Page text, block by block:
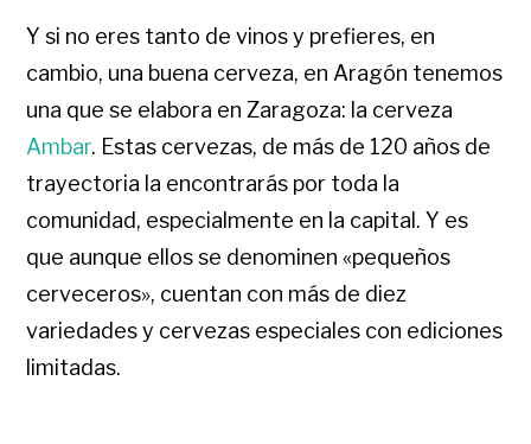
Y si no eres tanto de vinos y prefieres, en
cambio, una buena cerveza, en Aragón tenemos
una que se elabora en Zaragoza: la cerveza
Ambar. Estas cervezas, de más de 120 años de
trayectoria la encontrarás por toda la
comunidad, especialmente en la capital. Y es
que aunque ellos se denominen «pequeños
cerveceros», cuentan con más de diez
variedades y cervezas especiales con ediciones
limitadas.